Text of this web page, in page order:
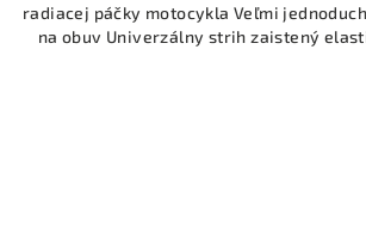
radiacej páčky motocykla Veľmi
na obuv Univerzálny strih zaistený